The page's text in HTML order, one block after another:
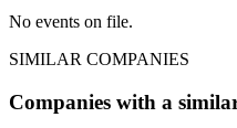
No events on file.
SIMILAR COMPANIES
Companies with a